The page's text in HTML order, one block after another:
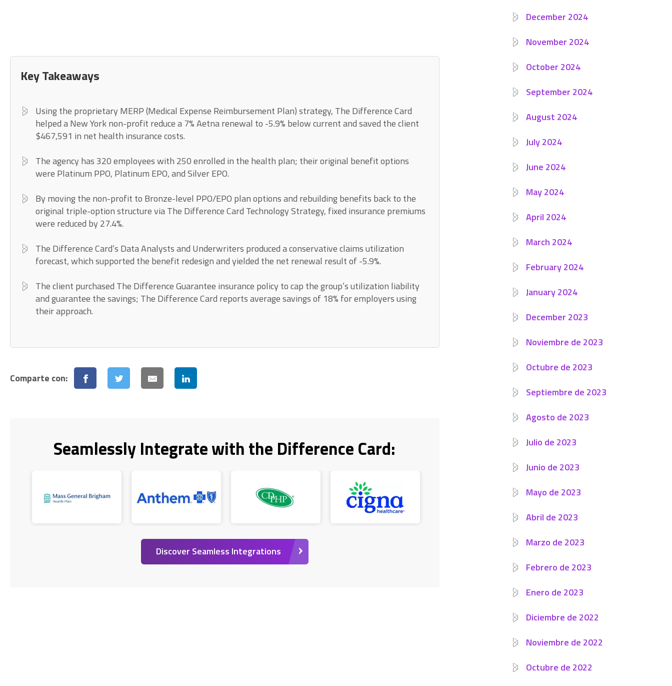
Key Takeaways
Using the proprietary MERP (Medical Expense Reimbursement Plan) strategy, The Difference Card
helped a New York non-profit reduce a 7% Aetna renewal to -5.9% below current and saved the client
$467,591 in net health insurance costs.
The agency has 320 employees with 250 enrolled in the health plan; their original benefit options
were Platinum PPO, Platinum EPO, and Silver EPO.
By moving the non-profit to Bronze-level PPO/EPO plan options and rebuilding benefits back to the
original triple-option structure via The Difference Card Technology Strategy, fixed insurance premiums
were reduced by 27.4%.
The Difference Card’s Data Analysts and Underwriters produced a conservative claims utilization
forecast, which supported the benefit redesign and yielded the net renewal result of -5.9%.
The client purchased The Difference Guarantee insurance policy to cap the group’s utilization liability
and guarantee the savings; The Difference Card reports average savings of 18% for employers using
their approach.
Comparte con:
Seamlessly Integrate with the Difference Card:
Discover Seamless Integrations
December 2024
November 2024
October 2024
September 2024
August 2024
July 2024
June 2024
May 2024
April 2024
March 2024
February 2024
January 2024
December 2023
Noviembre de 2023
Octubre de 2023
Septiembre de 2023
Agosto de 2023
Julio de 2023
Junio de 2023
Mayo de 2023
Abril de 2023
Marzo de 2023
Febrero de 2023
Enero de 2023
Diciembre de 2022
Noviembre de 2022
Octubre de 2022